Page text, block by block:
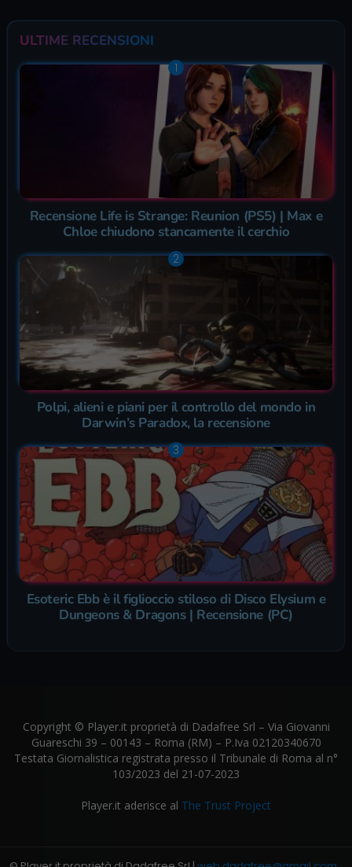
ULTIME RECENSIONI
Recensione Life is Strange: Reunion (PS5) | Max e
Chloe chiudono stancamente il cerchio
Polpi, alieni e piani per il controllo del mondo in
Darwin’s Paradox, la recensione
Esoteric Ebb è il figlioccio stiloso di Disco Elysium e
Dungeons & Dragons | Recensione (PC)
Copyright © Player.it proprietà di Dadafree Srl – Via Giovanni
Guareschi 39 – 00143 – Roma (RM) – P.Iva 02120340670
Testata Giornalistica registrata presso il Tribunale di Roma al n°
103/2023 del 21-07-2023
Player.it aderisce al The Trust Project